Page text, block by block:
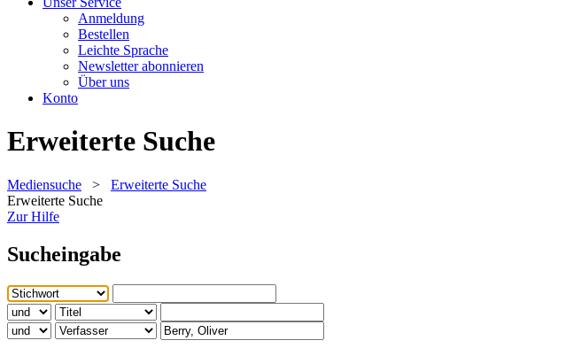
Anmeldung
Bestellen
Leichte Sprache
Newsletter abonnieren
Über uns
Konto
Erweiterte Suche
Mediensuche > Erweiterte Suche
Erweiterte Suche
Zur Hilfe
Sucheingabe